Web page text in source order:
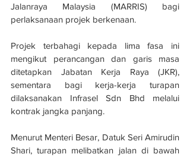
Jalanraya Malaysia (MARRIS) bagi
perlaksanaan projek berkenaan.
Projek terbahagi kepada lima fasa ini
mengikut perancangan dan garis masa
ditetapkan Jabatan Kerja Raya (JKR),
sementara bagi kerja-kerja turapan
dilaksanakan Infrasel Sdn Bhd melalui
kontrak jangka panjang.
Menurut Menteri Besar, Datuk Seri Amirudin
Shari, turapan melibatkan jalan di bawah